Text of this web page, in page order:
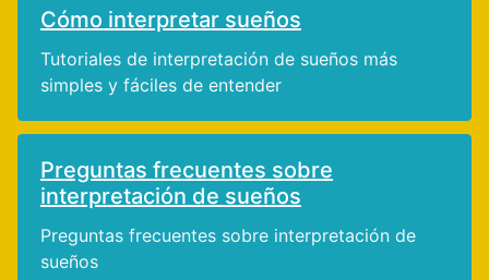
Cómo interpretar sueños
Tutoriales de interpretación de sueños más
simples y fáciles de entender
Preguntas frecuentes sobre
interpretación de sueños
Preguntas frecuentes sobre interpretación de
sueños